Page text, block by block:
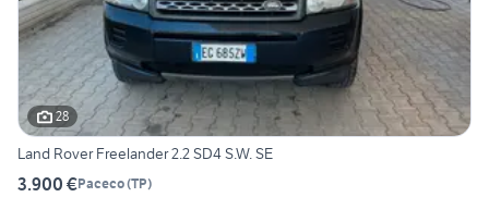
28
Land Rover Freelander 2.2 SD4 S.W. SE
3.900 €Paceco(TP)